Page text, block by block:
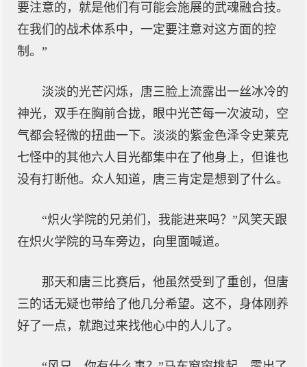
要注意的，就是他们有可能会施展的武魂融合技。
在我们的战术体系中，一定要注意对这方面的控
制。”
淡淡的光芒闪烁，唐三脸上流露出一丝冰冷的
神光，双手在胸前合拢，眼中光芒每一次波动，空
气都会轻微的扭曲一下。淡淡的紫金色泽令史莱克
七怪中的其他六人目光都集中在了他身上，但谁也
没有打断他。众人知道，唐三肯定是想到了什么。
“炽火学院的兄弟们，我能进来吗？”风笑天跟
在炽火学院的马车旁边，向里面喊道。
那天和唐三比赛后，他虽然受到了重创，但唐
三的话无疑也带给了他几分希望。这不，身体刚养
好了一点，就跑过来找他心中的人儿了。